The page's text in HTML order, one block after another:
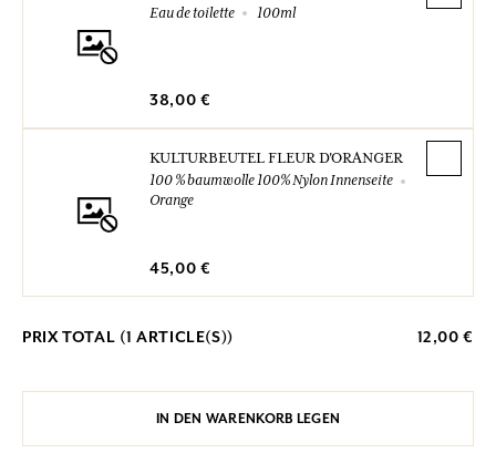
Eau de toilette
100ml
38,00 €
KULTURBEUTEL FLEUR D'ORANGER
100 % baumwolle 100% Nylon Innenseite
Orange
45,00 €
PRIX TOTAL (1 ARTICLE(S)) 12,00 €
IN DEN WARENKORB LEGEN